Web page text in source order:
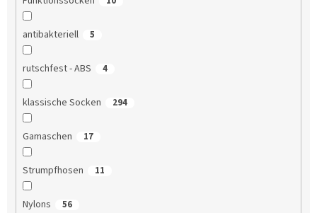
antibakteriell 5
rutschfest - ABS 4
klassische Socken 294
Gamaschen 17
Strumpfhosen 11
Nylons 56